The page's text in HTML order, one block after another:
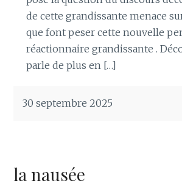
de cette grandissante menace
que font peser cette nouvelle
réactionnaire grandissante .
parle de plus en […]
30 septembre 2025
la nausée